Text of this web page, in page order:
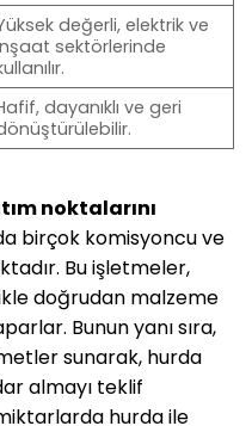
değerli, elektrik ve
sektörlerinde
dayanıklı ve geri
noktalarını
birçok komisyoncu ve
Bu işletmeler,
doğrudan malzeme
Bunun yanı sıra,
sunarak, hurda
almayı teklif
hurda ile